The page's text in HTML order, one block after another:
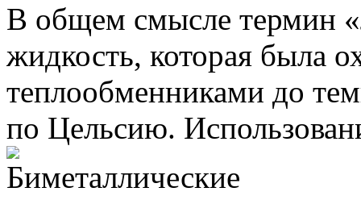
В общем смысле термин
жидкость, которая была
теплообменниками до
по Цельсию.